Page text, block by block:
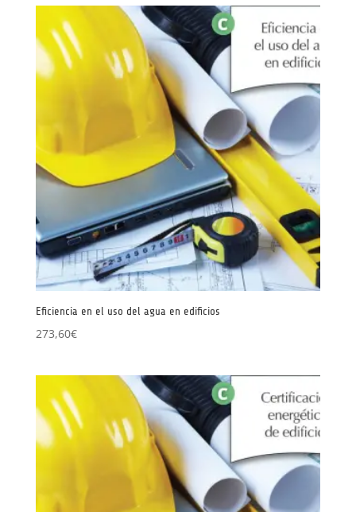
Eficiencia en el uso del agua en edificios
273,60€